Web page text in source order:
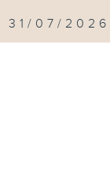
31/07/2026